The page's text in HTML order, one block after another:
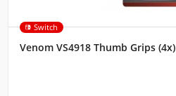
Switch
Venom VS4918 Thumb Grips (4x)